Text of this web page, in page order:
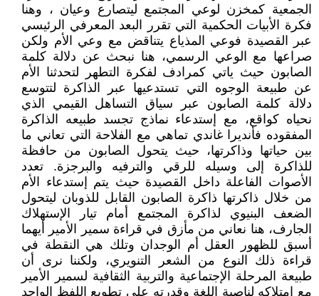
الجمعية كمخزن لوعي المجتمع ليتصارع وعيان ، وهنا
فكرة الأبيات الحكمية التي تقرر البعد المعرفي الرئيسي
عبر القصيدة فوعي المذياع يتناقض مع وعي الأم ولكن
صراعها مع الوعي الرسمي، هنا نبحث عن دلالة كلمة
الصابون حيث ياتي كمرادف لفكرة التطهر لتحدثنا الأم
عن طبيعة الوجوه التي تستدعيها عبر الذاكرة لتتوسع
دلالة كلمة الصابون عبر سياق التساهل القيمي الذي
نحياه كواقع، مع إستدعاء نماذج تجسد طبيعه الذاكرة
المفقوده فأنديرا غاندي تماهي مع الفلاحة التي تعاني ما
بين حياتها وذاكرتها، حيث يتحول الصابون من حافظة
للذاكرة إلى وسيله للرقي والترفيه والبرجزة. تعدد
الأصوات الفاعلة داخل القصيدة حيث يتم إستدعاء الأم
من خلال ذاكرتها ذاكرة الصابون القابل للذوبان ليتحول
الضعف البنيوي لذاكرة المجتمع أمام تيار الإستهلاك
الجارف، هنا نعاني من مأزق في قراءة سمير الأمير أيهما
أسبق للظهور العقل أم الوجدان وتلك هي النقطة في
قراءة ذلك النوع من الشعر التنويري، ولكننا نرى أن
طبيعة المرحلة الإجتماعية والتربية الثقافية لسمير الأمير
مع إمتلاكه لناصية اللغة وقدرته على تطويع اللفظ الواحد